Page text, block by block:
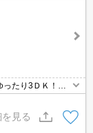
たり3ＤＫ！初
！！
見る